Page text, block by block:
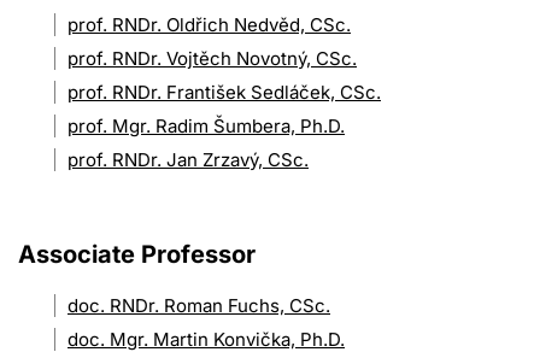
prof. RNDr. Oldřich Nedvěd, CSc.
prof. RNDr. Vojtěch Novotný, CSc.
prof. RNDr. František Sedláček, CSc.
prof. Mgr. Radim Šumbera, Ph.D.
prof. RNDr. Jan Zrzavý, CSc.
Associate Professor
doc. RNDr. Roman Fuchs, CSc.
doc. Mgr. Martin Konvička, Ph.D.